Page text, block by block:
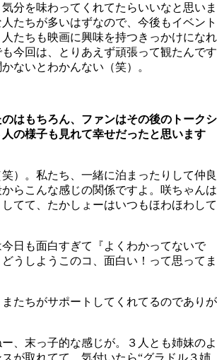
分を味わってくれてたらいいなと思いま
たちが多いはずなので、今後もイベント
たちも映画に興味を持つきっかけになれ
今回は、とりあえず頑張って観たんです
ないとわかんない（笑）。
はもちろん、ファンはその後のトークシ
の様子も見れて幸せだったと思います
）。私たち、一緒に泊まったりして仲良
らこんな感じの関係ですよ。咲ちゃんは
てて、たかしょーはいつもほわほわして
日も面白すぎて『よくわかってないで
うしようこのコ、面白い！って思ってま
たちがサポートしてくれてるのでありが
、末っ子的な感じが。３人とも姉妹のよ
が取れてて、気付いたら“グラドル３姉